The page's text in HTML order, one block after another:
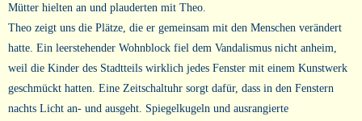
Mütter hielten an und plauderten mit Theo.
Theo zeigt uns die Plätze, die er gemeinsam mit den Menschen verändert
hatte. Ein leerstehender Wohnblock fiel dem Vandalismus nicht anheim,
weil die Kinder des Stadtteils wirklich jedes Fenster mit einem Kunstwerk
geschmückt hatten. Eine Zeitschaltuhr sorgt dafür, dass in den Fenstern
nachts Licht an- und ausgeht. Spiegelkugeln und ausrangierte